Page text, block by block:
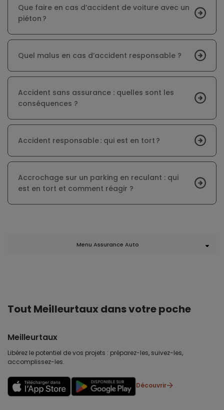
Que faire en cas d’accident de voiture avec un
piéton ?
Quel malus en cas d’accident responsable ?
Accident sans assurance : quelles sont les
conséquences ?
Accident responsable : qui est en tort ?
Accrochage sur un parking en reculant : qui
est en tort et comment réagir ?
Menu Assurance Auto
Tout Meilleurtaux dans votre poche
Meilleurtaux
Libérez le potentiel de vos projets : préparez-les, suivez-les,
accomplissez-les.
Découvrir